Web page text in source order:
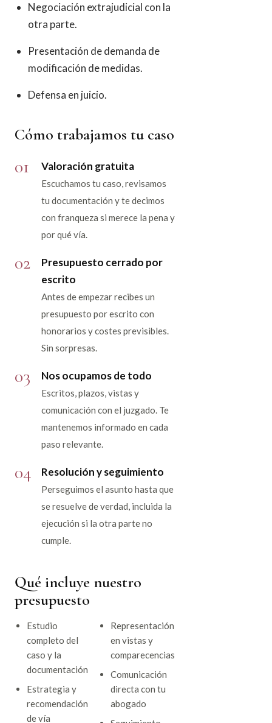
Negociación extrajudicial con la
otra parte.
Presentación de demanda de
modificación de medidas.
Defensa en juicio.
Cómo trabajamos tu caso
01 Valoración gratuita
Escuchamos tu caso, revisamos
tu documentación y te decimos
con franqueza si merece la pena y
por qué vía.
02
Presupuesto cerrado por
escrito
Antes de empezar recibes un
presupuesto por escrito con
honorarios y costes previsibles.
Sin sorpresas.
03 Nos ocupamos de todo
Escritos, plazos, vistas y
comunicación con el juzgado. Te
mantenemos informado en cada
paso relevante.
04 Resolución y seguimiento
Perseguimos el asunto hasta que
se resuelve de verdad, incluida la
ejecución si la otra parte no
cumple.
Qué incluye nuestro
presupuesto
Estudio
completo del
caso y la
documentación
Estrategia y
recomendación
de vía
Representación
en vistas y
comparecencias
Comunicación
directa con tu
abogado